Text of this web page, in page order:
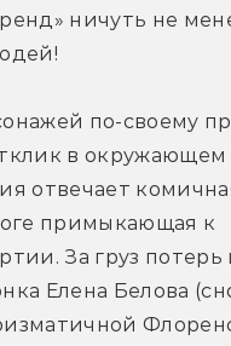
ничуть не
по-своему
в окружающем
отвечает
примыкающая к
За груз
Елена Белова